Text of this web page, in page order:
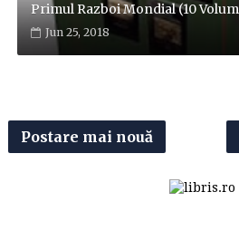
Primul Razboi Mondial (10
Jun 25, 2018
Postare mai nouă